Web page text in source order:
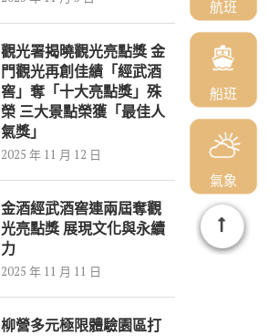
觀光署揭曉觀光亮點獎 金
門觀光再創佳績「經武酒
窖」奪「十大亮點獎」殊
榮 三大景點榮獲「最佳人
氣獎」
2025 年 11 月 12 日
金酒經武酒窖連兩屆奪觀
光亮點獎 展現文化與永續
力
2025 年 11 月 11 日
柳營多元極限體驗園區打
航班
船班
氣象